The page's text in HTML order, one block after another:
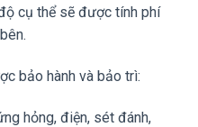
cụ thể sẽ được tính phí
bảo hành và bảo trì:
hỏng, điện, sét đánh,